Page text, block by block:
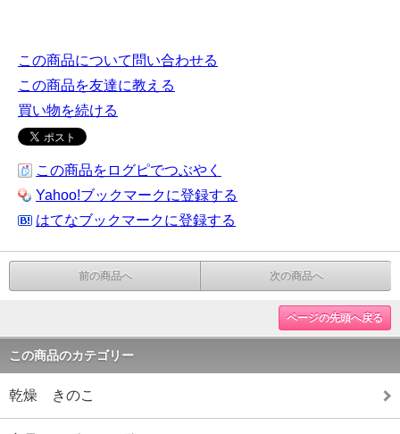
この商品について問い合わせる
この商品を友達に教える
買い物を続ける
この商品をログピでつぶやく
Yahoo!ブックマークに登録する
はてなブックマークに登録する
前の商品へ 次の商品へ
ページの先頭へ戻る
この商品のカテゴリー
乾燥 きのこ